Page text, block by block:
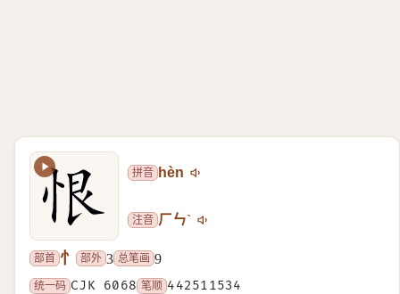
拼音 hèn
注音 ㄏㄣˋ
部首 忄 部外 3 总笔画 9
统一码 CJK 6068 笔顺 442511534